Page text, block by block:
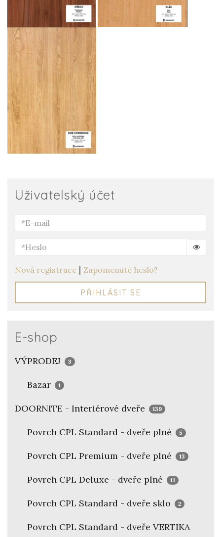
Uživatelský účet
Nová registrace | Zapomenuté heslo?
PŘIHLÁSIT SE
E-shop
VÝPRODEJ 3
Bazar 1
DOORNITE - Interiérové dveře 139
Povrch CPL Standard - dveře plné 5
Povrch CPL Premium - dveře plné 13
Povrch CPL Deluxe - dveře plné 11
Povrch CPL Standard - dveře sklo 2
Povrch CPL Standard - dveře VERTIKA